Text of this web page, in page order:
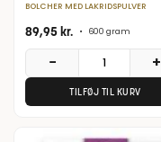
BOLCHER MED LAKRIDSPULVER
89,95kr. • 600 gram
− +
TILFØJ TIL KURV